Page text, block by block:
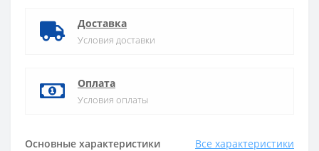
Основные характеристики Все характеристики
Доставка
Условия доставки
Оплата
Условия оплаты